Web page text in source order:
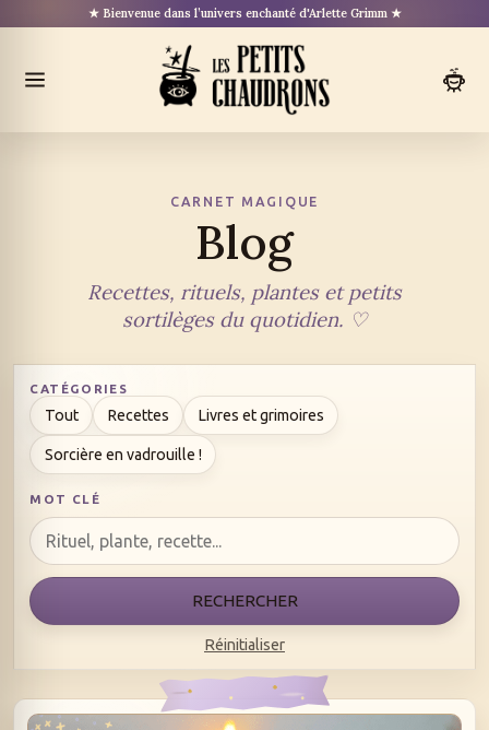
au
★ Bienvenue dans l’univers enchanté d'Arlette Grimm ★
Ouvrir
le
CARNET MAGIQUE
Blog
Recettes, rituels, plantes et petits
sortilèges du quotidien. ♡
CATÉGORIES
Tout Recettes Livres et grimoires
Sorcière en vadrouille !
MOT CLÉ
RECHERCHER
Réinitialiser